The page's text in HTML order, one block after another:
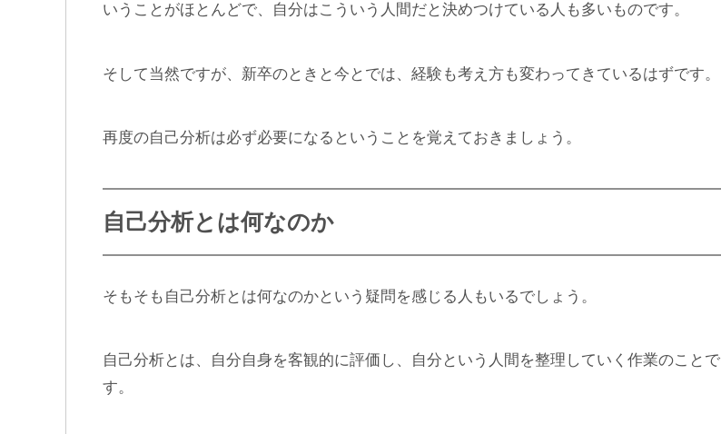
いうことがほとんどで、自分はこういう人間だと決めつけている人も多いものです。
そして当然ですが、新卒のときと今とでは、経験も考え方も変わってきているはずです。
再度の自己分析は必ず必要になるということを覚えておきましょう。
自己分析とは何なのか
そもそも自己分析とは何なのかという疑問を感じる人もいるでしょう。
自己分析とは、自分自身を客観的に評価し、自分という人間を整理していく作業のことで
す。